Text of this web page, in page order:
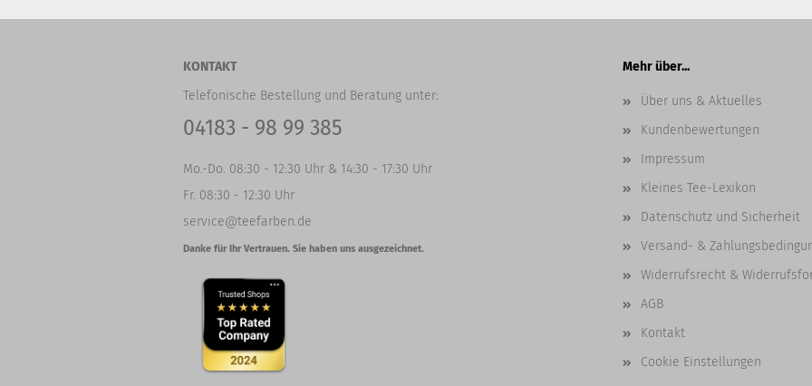
KONTAKT
Telefonische Bestellung und Beratung unter:
04183 - 98 99 385
Mo.-Do. 08:30 - 12:30 Uhr & 14:30 - 17:30 Uhr
Fr. 08:30 - 12:30 Uhr
service@teefarben.de
Danke für Ihr Vertrauen. Sie haben uns ausgezeichnet.
Mehr über...
Über uns & Aktuelles
Kundenbewertungen
Impressum
Kleines Tee-Lexikon
Datenschutz und Sicherheit
Versand- &
Widerrufsrecht &
AGB
Kontakt
Cookie Einstellungen